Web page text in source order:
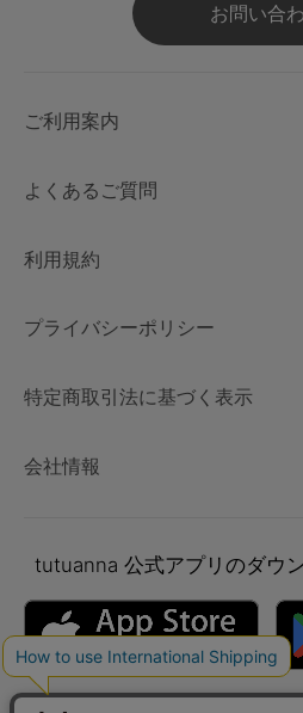
お問い合
ご利用案内
よくあるご質問
利用規約
プライバシーポリシー
特定商取引法に基づく表示
会社情報
tutuanna 公式アプリのダウ